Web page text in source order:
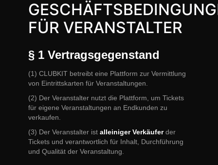
FÜR VERANSTALTER
§ 1 Vertragsgegenstand
(1) CLUBKIT betreibt eine Plattform zur Vermittlung
von Eintrittskarten für Veranstaltungen.
(2) Der Veranstalter nutzt die Plattform, um Tickets
für eigene Veranstaltungen an Endkunden zu
verkaufen.
(3) Der Veranstalter istalleiniger Verkäuferder
Tickets und verantwortlich für Inhalt, Durchführung
und Qualität der Veranstaltung.